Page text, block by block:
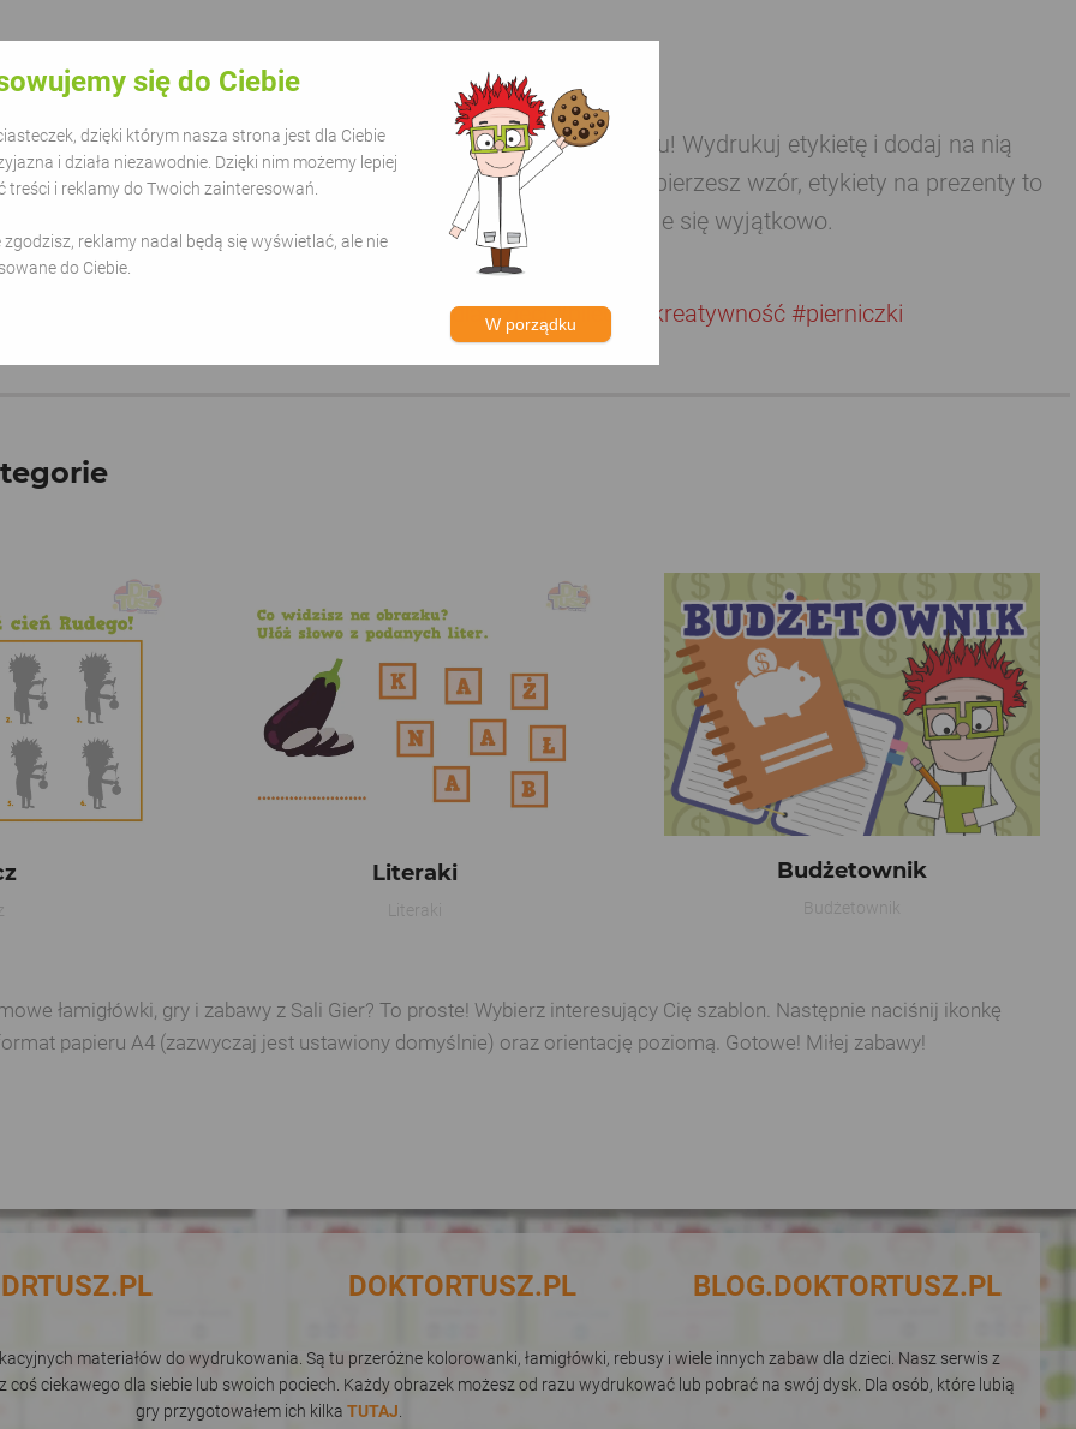
się do Ciebie
dzięki którym nasza strona jest dla Ciebie
i działa niezawodnie. Dzięki nim możemy lepiej
treści i reklamy do Twoich zainteresowań.
zgodzisz, reklamy nadal będą się wyświetlać, ale nie
do Ciebie.
W porządku
są niezbędnym elementem każdego świątecznego upominku! Wydrukuj etykietę i dodaj na nią
zabawny cytat lub powiedzenie. Niezależnie od tego, jaki wybierzesz wzór, etykiety na prezenty to
zawsze miły akcent, który sprawi, że obdarowana osoba poczuje się wyjątkowo.
#dla dzieci #bilecik #kreatywność #pierniczki
Literaki
Literaki
Budżetownik
Budżetownik
łamigłówki, gry i zabawy z Sali Gier? To proste! Wybierz interesujący Cię szablon. Następnie naciśnij ikonkę
papieru A4 (zazwyczaj jest ustawiony domyślnie) oraz orientację poziomą. Gotowe! Miłej zabawy!
DRTUSZ.PL DOKTORTUSZ.PL BLOG.DOKTORTUSZ.PL
materiałów do wydrukowania. Są tu przeróżne kolorowanki, łamigłówki, rebusy i wiele innych zabaw dla dzieci. Nasz serwis z
ciekawego dla siebie lub swoich pociech. Każdy obrazek możesz od razu wydrukować lub pobrać na swój dysk. Dla osób, które lubią
gry przygotowałem ich kilka TUTAJ